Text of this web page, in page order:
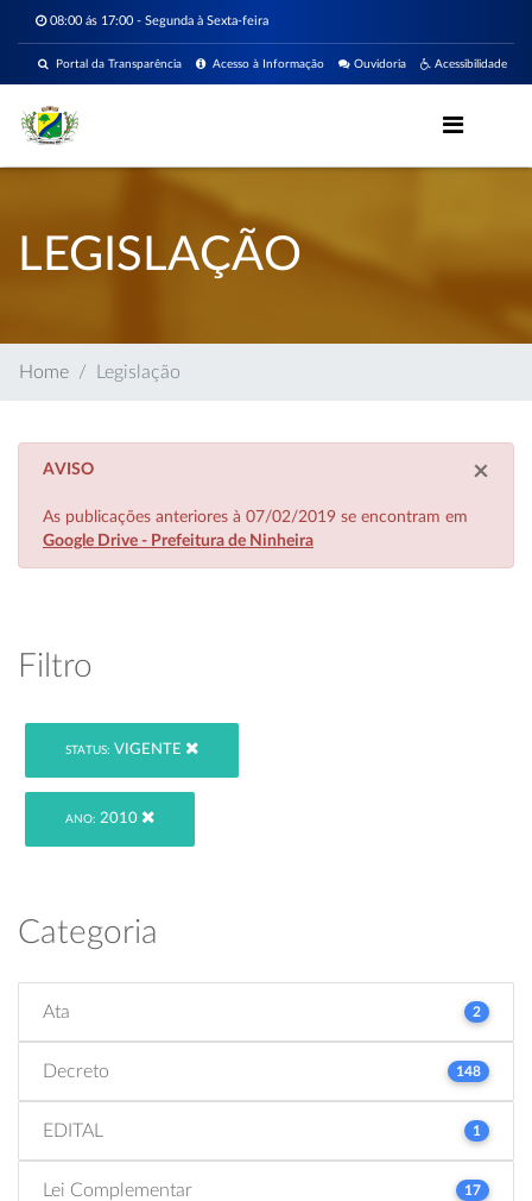
08:00 ás 17:00 - Segunda à Sexta-feira
Acessibilidade
Ouvidoria
Acesso à Informação
Portal da Transparência
LEGISLAÇÃO
Home Legislação
×
AVISO
As publicações anteriores à 07/02/2019 se encontram em
Google Drive - Prefeitura de Ninheira
Filtro
STATUS: VIGENTE
ANO: 2010
Categoria
Ata 2
Decreto 148
EDITAL 1
Lei Complementar 17